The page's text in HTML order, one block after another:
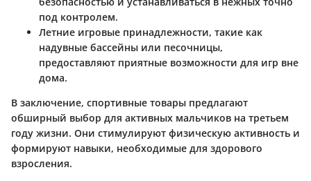
под контролем.
Летние игровые принадлежности, такие как
надувные бассейны или песочницы,
предоставляют приятные возможности для игр вне
дома.
В заключение, спортивные товары предлагают
обширный выбор для активных мальчиков на третьем
году жизни. Они стимулируют физическую активность и
формируют навыки, необходимые для здорового
взросления.